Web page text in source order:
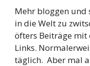
Mehr bloggen und
in die Welt zu
öfters Beiträge
Links.
täglich. Aber mal